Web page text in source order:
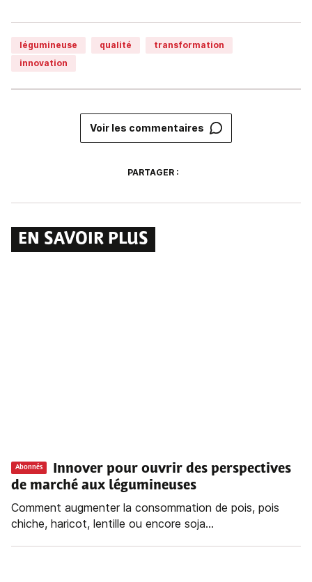
légumineuse qualité
transformation
innovation
Voir les commentaires
PARTAGER :
EN SAVOIR PLUS
Abonnés
Innover pour ouvrir des perspectives
de marché aux légumineuses
Comment augmenter la consommation de pois, pois
chiche, haricot, lentille ou encore soja...